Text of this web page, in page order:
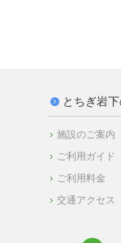
とちぎ岩
施設のご案内
ご利用ガイド
ご利用料金
交通アクセス